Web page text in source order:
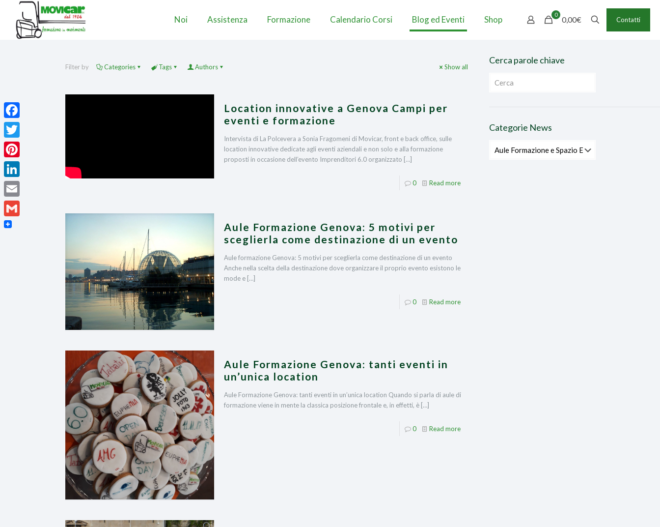
Noi Assistenza Formazione Calendario Corsi Blog ed Eventi Shop 0
0,00€ Contatti
Filter by Categories Tags Authors Show all
Location innovative a Genova Campi per
eventi e formazione
Intervista di La Polcevera a Sonia Fragomeni di Movicar, front e back office, sulle
location innovative dedicate agli eventi aziendali e non solo e alla formazione
proposti in occasione dell’evento Imprenditori 6.0 organizzato […]
0 Read more
Aule Formazione Genova: 5 motivi per
sceglierla come destinazione di un evento
Aule formazione Genova: 5 motivi per sceglierla come destinazione di un evento
Anche nella scelta della destinazione dove organizzare il proprio evento esistono le
mode e […]
0 Read more
Aule Formazione Genova: tanti eventi in
un’unica location
Aule Formazione Genova: tanti eventi in un’unica location Quando si parla di aule di
formazione viene in mente la classica posizione frontale e, in effetti, è […]
0 Read more
Cerca parole chiave
Categorie News
News
Facebook
Twitter
Pinterest
LinkedIn
Email
Gmail